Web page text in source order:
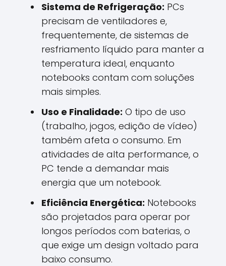
Sistema de Refrigeração: PCs
precisam de ventiladores e,
frequentemente, de sistemas de
resfriamento líquido para manter a
temperatura ideal, enquanto
notebooks contam com soluções
mais simples.
Uso e Finalidade: O tipo de uso
(trabalho, jogos, edição de vídeo)
também afeta o consumo. Em
atividades de alta performance, o
PC tende a demandar mais
energia que um notebook.
Eficiência Energética: Notebooks
são projetados para operar por
longos períodos com baterias, o
que exige um design voltado para
baixo consumo.